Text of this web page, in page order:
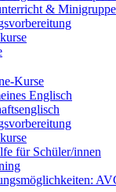
& Minigruppe
Kurse
Englisch
für Schüler/innen